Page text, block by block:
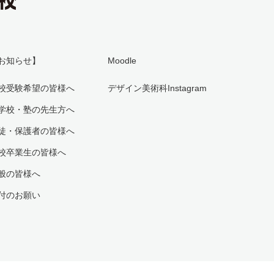
知らせ】
受験希望の皆様へ
校・塾の先生方へ
・保護者の皆様へ
卒業生の皆様へ
の皆様へ
のお願い
Moodle
デザイン美術科Instagram